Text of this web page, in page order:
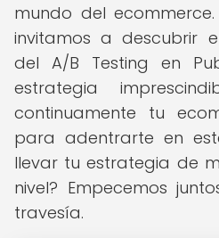
mundo del
invitamos a descubrir
del A/B Testing en
estrategia
continuamente tu
para adentrarte en
llevar tu estrategia de
nivel? Empecemos
travesía.